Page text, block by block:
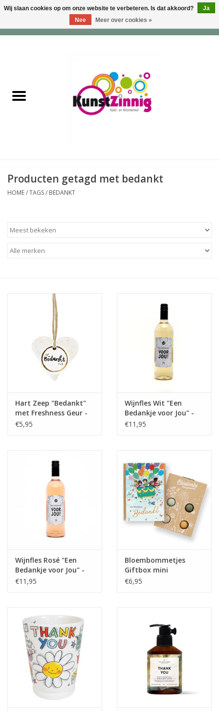
Wonen & Lifestyle
Tassen & Portemonnees
Kinderen
Stationery & Gifts
Hebbedingen
Wenskaarten
Brievenbus Kadootjes
Kadobonnen
Producten getagd met bedankt
HOME/TAGS/ BEDANKT
Hart Zeep "Bedankt"
met Freshness Geur -
100% Leuk
€5,95
Wijnfles Wit "Een
Bedankje voor Jou" -
The Big Gifts
€11,95
Wijnfles Rosé "Een
Bedankje voor Jou" -
The Big Gifts
€11,95
Bloembommetjes
Giftbox mini
"Bedankt" - Blossombs
€6,95
Wij slaan cookies op om onze website te verbeteren. Is dat akkoord?
Ja
Nee
Meer over cookies »